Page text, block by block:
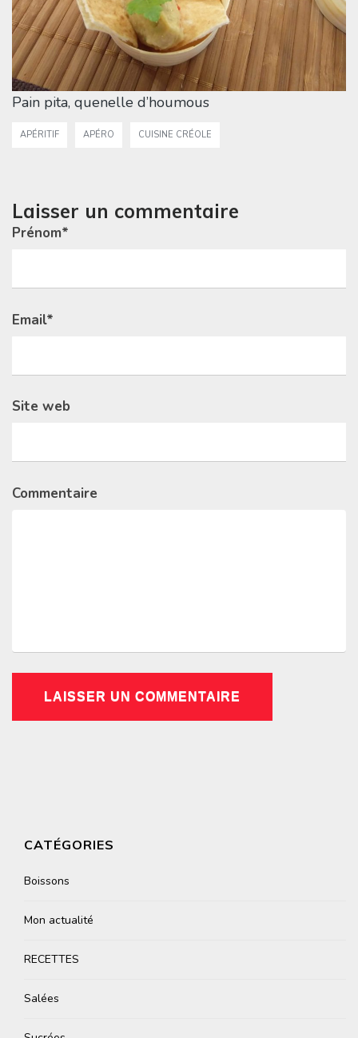
Pain pita, quenelle d’houmous
APÉRITIF APÉRO CUISINE CRÉOLE
Laisser un commentaire
Prénom*
Email*
Site web
Commentaire
CATÉGORIES
Boissons
Mon actualité
RECETTES
Salées